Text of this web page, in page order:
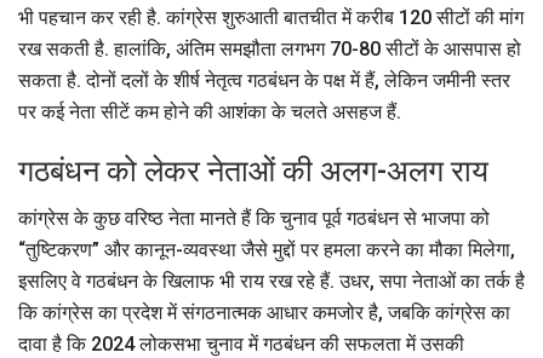
भी पहचान कर रही है. कांग्रेस शुरुआती बातचीत में करीब 120 सीटों की मांग
रख सकती है. हालांकि, अंतिम समझौता लगभग 70-80 सीटों के आसपास हो
सकता है. दोनों दलों के शीर्ष नेतृत्व गठबंधन के पक्ष में हैं, लेकिन जमीनी स्तर
पर कई नेता सीटें कम होने की आशंका के चलते असहज हैं.
गठबंधन को लेकर नेताओं की अलग-अलग राय
कांग्रेस के कुछ वरिष्ठ नेता मानते हैं कि चुनाव पूर्व गठबंधन से भाजपा को
“तुष्टिकरण” और कानून-व्यवस्था जैसे मुद्दों पर हमला करने का मौका मिलेगा,
इसलिए वे गठबंधन के खिलाफ भी राय रख रहे हैं. उधर, सपा नेताओं का तर्क है
कि कांग्रेस का प्रदेश में संगठनात्मक आधार कमजोर है, जबकि कांग्रेस का
दावा है कि 2024 लोकसभा चुनाव में गठबंधन की सफलता में उसकी